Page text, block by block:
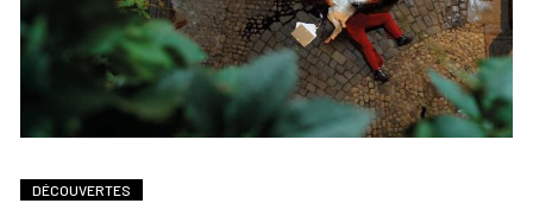
DÉCOUVERTES